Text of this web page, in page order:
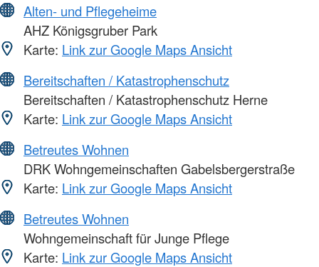
Alten- und Pflegeheime
AHZ Königsgruber Park
Karte: Link zur Google Maps Ansicht
Bereitschaften / Katastrophenschutz
Bereitschaften / Katastrophenschutz Herne
Karte: Link zur Google Maps Ansicht
Betreutes Wohnen
DRK Wohngemeinschaften Gabelsbergerstraße
Karte: Link zur Google Maps Ansicht
Betreutes Wohnen
Wohngemeinschaft für Junge Pflege
Karte: Link zur Google Maps Ansicht